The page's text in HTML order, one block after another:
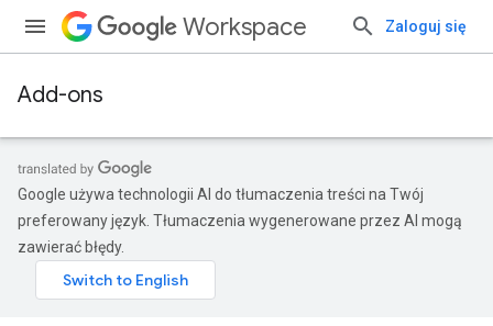
Workspace Zaloguj się
Add-ons
Google używa technologii AI do tłumaczenia treści na Twój
preferowany język. Tłumaczenia wygenerowane przez AI mogą
zawierać błędy.